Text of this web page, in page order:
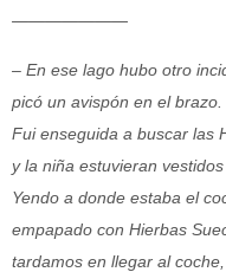
———————
– En ese lago hubo otro
picó un avispón en el
Fui enseguida a buscar las
y la niña estuvieran
Yendo a donde estaba el
empapado con Hierbas
tardamos en llegar al